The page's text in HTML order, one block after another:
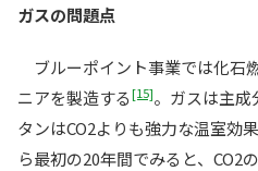
ガスの問題点
ブルーポイント事業では化石
ニアを製造する[15]。ガスは主成
タンはCO2よりも強力な温室効
ら最初の20年間でみると、CO2